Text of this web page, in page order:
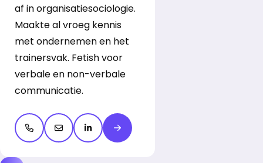
af in organisatiesociologie.
Maakte al vroeg kennis
met ondernemen en het
trainersvak. Fetish voor
verbale en non-verbale
communicatie.
Open de contactpop-up
Open de contactpop-up
LinkedIn openen
Meer over Kyra van Leeuwen